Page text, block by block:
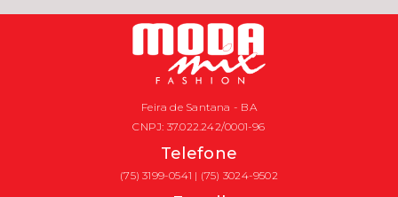
Feira de Santana - BA
CNPJ: 37.022.242/0001-96
Telefone
(75) 3199-0541 | (75) 3024-9502